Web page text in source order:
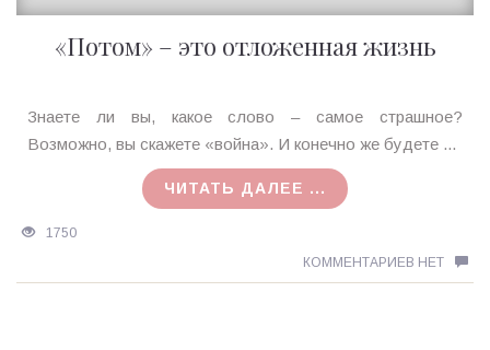
«Потом» – это отложенная жизнь
Ирина
MagicTantra
Знаете ли вы, какое слово – самое страшное?
Возможно, вы скажете «война». И конечно же будете ...
ЧИТАТЬ ДАЛЕЕ ...
1750
КОММЕНТАРИЕВ НЕТ